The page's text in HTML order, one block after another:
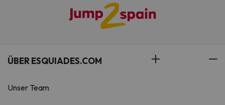
ÜBER ESQUIADES.COM
Unser Team